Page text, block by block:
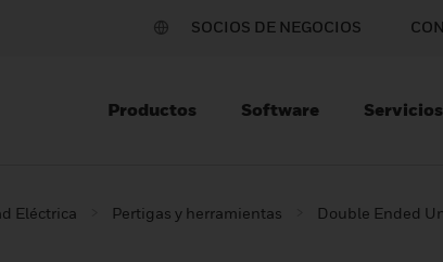
SOCIOS DE NEGOCIOS
Productos Software Servicios
Eléctrica Pertigas y herramientas Double Ended